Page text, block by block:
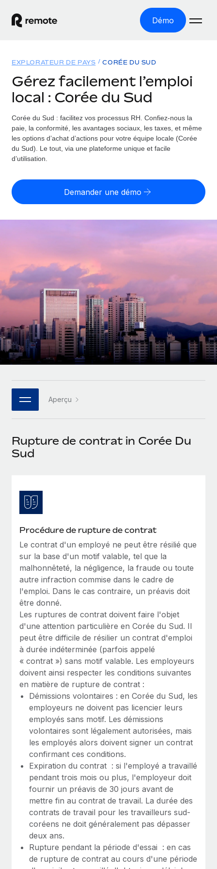
Démo
EMPLOI À L’INTERNATIONAL
Paie multipays
Gérez la paie facilement et en toute conformité
Employer of record
Développez-vous à l’international sans frais liés aux
Pilotage 360 des freelances
Sous-traitez les opérations complexes liées à l’emploi
INFRASTRUCTURE
Intégration Remote
Intégrez vos RH aux flux de travail en toute simplicité
Plateforme
Des fonctions RH clés intégrées pour votre équipe
Connectez n'importe quel outil d’IA à Remote grâce à
notre MCP
Rationalisez vos processus avec des outils essentiels
Demandez aux experts
Recevez des conseils d’experts sur les RH à
l’international et la conformité
Contrôles d’antécédents
Simplifiez vos processus de présélection des
candidats
Remote Watchtower
Gardez un temps d’avance sur les risques en
matière de conformité
Gestion des appareils
Achetez et suivez vos équipements informatiques
dans le monde entier
Création d’entité
Établissez des entités rapidement et en toute
conformité
Mobilité et déménagement international
Organisez facilement le déménagement de vos
Avantages sociaux
Gérez facilement les avantages sociaux
Solutions
COUVERTURE MONDIALE
Explorateur de pays
Toutes les informations sur l’emploi à l’international,
pays par pays
Explorateur des États-Unis (par État)
Simplifiez l’embauche à travers les différents États des
États-Unis
CROISSANCE
Start-ups
Des solutions agiles et internationales pour les RH et la
paie des entreprises en pleine croissance
Entreprises intermédiaires
Développez vos équipes avec des solutions RH sur
mesure
Les RH à l’international pour les grandes entreprises
TRAVAILLONS ENSEMBLE
Intégrez les RH à l’international de manière flexible
Remote Build
Conseil en intégrations et automatisations assistées par
l’IA
ÉTUDES DE CAS
Ressources
OUTILS & CALCULATEURS
Outil de calcul du risque de requalification de
Calculateur du coût des employés
Découvrez les devises disponibles et les vitesses de
paiement pour vos freelances internationaux
APPRENDRE AVEC REMOTE
Recherche et guides
Études de cas
Glossaire RH
Descriptions de postes
Webinaires
Événements
Salle de presse
Centre de ressources
Voir toutes les ressources
BLOG
Paie multipays
EOR et PEO
Gestion des freelances
Taxes
Explorer le blog
BLOG
Mises à jour des produits de Remote :
Intégrations Gusto et Xero et Gestion des
freelances Plus
Remote a toujours pour mission d'aider les entreprises de
toute taille à embaucher, gérer et payer...
En savoir plus
Comment Phiture gère ses 55 employés
répartis dans 19 pays grâce à Remote
Phiture, un leader notable du conseil en matière de
croissance mobile internationale, encourage les...
Tarification
Deutsch
Italiano
Português (Portugal)
한국어
EXPLORATEUR DE PAYS CORÉE DU SUD
Gérez facilement l’emploi
local : Corée du Sud
Corée du Sud : facilitez vos processus RH. Confiez-nous la
paie, la conformité, les avantages sociaux, les taxes, et même
les options d’achat d’actions pour votre équipe locale (Corée
du Sud). Le tout, via une plateforme unique et facile
d’utilisation.
Demander une démo
Aperçu
Rupture de contrat in Corée Du
Sud
Procédure de rupture de contrat
Le contrat d'un employé ne peut être résilié que
sur la base d'un motif valable, tel que la
malhonnêteté, la négligence, la fraude ou toute
autre infraction commise dans le cadre de
l'emploi. Dans le cas contraire, un préavis doit
être donné.
Les ruptures de contrat doivent faire l'objet
d'une attention particulière en Corée du Sud. Il
peut être difficile de résilier un contrat d'emploi
à durée indéterminée (parfois appelé
« contrat ») sans motif valable. Les employeurs
doivent ainsi respecter les conditions suivantes
en matière de rupture de contrat :
Démissions volontaires : en Corée du Sud, les
employeurs ne doivent pas licencier leurs
employés sans motif. Les démissions
volontaires sont légalement autorisées, mais
les employés alors doivent signer un contrat
confirmant ces conditions.
Expiration du contrat : si l'employé a travaillé
pendant trois mois ou plus, l'employeur doit
fournir un préavis de 30 jours avant de
mettre fin au contrat de travail. La durée des
contrats de travail pour les travailleurs sud-
coréens ne doit généralement pas dépasser
deux ans.
Rupture pendant la période d'essai : en cas
de rupture de contrat au cours d'une période